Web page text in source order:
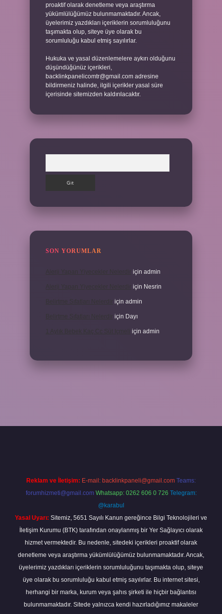
proaktif olarak denetleme veya araştırma
yükümlülüğümüz bulunmamaktadır. Ancak,
üyelerimiz yazdıkları içeriklerin sorumluluğunu
taşımakta olup, siteye üye olarak bu
sorumluluğu kabul etmiş sayılırlar.
Hukuka ve yasal düzenlemelere aykırı olduğunu
düşündüğünüz içerikleri,
backlinkpanelicomtr@gmail.com adresine
bildirmeniz halinde, ilgili içerikler yasal süre
içerisinde sitemizden kaldırılacaktır.
SON YORUMLAR
için admin
için Nesrin
için admin
Belirtme Sıfatları Nelerdir için Dayı
1 Aylık Bebek Kaç Cc Süt Içmeli için admin
Reklam ve İletişim: E-mail: backlinkpaneli@gmail.com Teams:
forumhizmeti@gmail.com Whatsapp: 0262 606 0 726 Telegram:
@karabul
Yasal Uyarı: Sitemiz, 5651 Sayılı Kanun gereğince Bilgi Teknolojileri ve
İletişim Kurumu (BTK) tarafından onaylanmış bir Yer Sağlayıcı olarak
hizmet vermektedir. Bu nedenle, sitedeki içerikleri proaktif olarak
denetleme veya araştırma yükümlülüğümüz bulunmamaktadır. Ancak,
üyelerimiz yazdıkları içeriklerin sorumluluğunu taşımakta olup, siteye
üye olarak bu sorumluluğu kabul etmiş sayılırlar. Bu internet sitesi,
herhangi bir marka, kurum veya şahıs şirketi ile hiçbir bağlantısı
bulunmamaktadır. Sitede yalnızca kendi hazırladığımız makaleler